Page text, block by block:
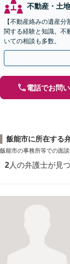
不動産・土
【不動産絡みの遺産
関する経験と知識。不
いての相談も多数。
電話でお問
飯能市に所在する
飯能市の事務所等での面談
2 人の弁護士が見